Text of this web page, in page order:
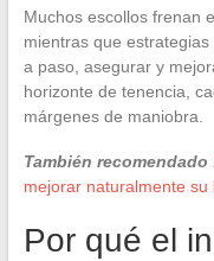
Muchos escollos frenan
mientras que
a paso, asegurar y
horizonte de tenencia,
márgenes de maniobra.
También recomendado
mejorar naturalmente su
Por qué el